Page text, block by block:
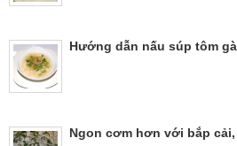
Hướng dẫn nấu súp tôm
Ngon cơm hơn với bắp